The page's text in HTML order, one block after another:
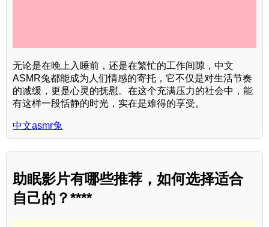
无论是在晚上入睡前，还是在繁忙的工作间隙，中文
ASMR兔都能成为人们情感的寄托，它不仅是对生活节奏
的减缓，更是心灵的抚慰。在这个充满压力的社会中，能
有这样一段恬静的时光，实在是难得的享受。
中文asmr兔
助眠影片有哪些推荐，如何选择适合
自己的？****